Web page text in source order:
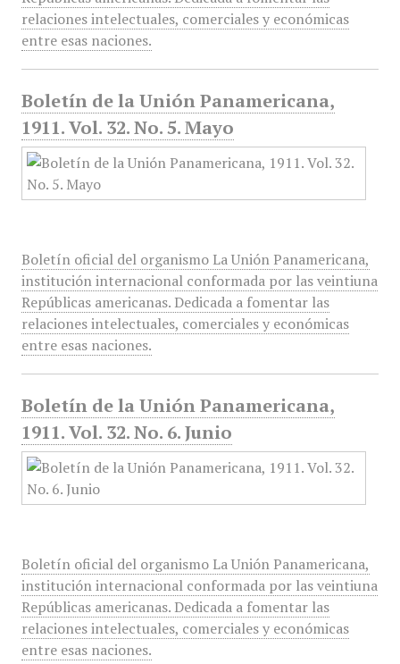
relaciones intelectuales, comerciales y económicas
entre esas naciones.
Boletín de la Unión Panamericana,
1911. Vol. 32. No. 5. Mayo
Boletín oficial del organismo La Unión Panamericana,
institución internacional conformada por las veintiuna
Repúblicas americanas. Dedicada a fomentar las
relaciones intelectuales, comerciales y económicas
entre esas naciones.
Boletín de la Unión Panamericana,
1911. Vol. 32. No. 6. Junio
Boletín oficial del organismo La Unión Panamericana,
institución internacional conformada por las veintiuna
Repúblicas americanas. Dedicada a fomentar las
relaciones intelectuales, comerciales y económicas
entre esas naciones.